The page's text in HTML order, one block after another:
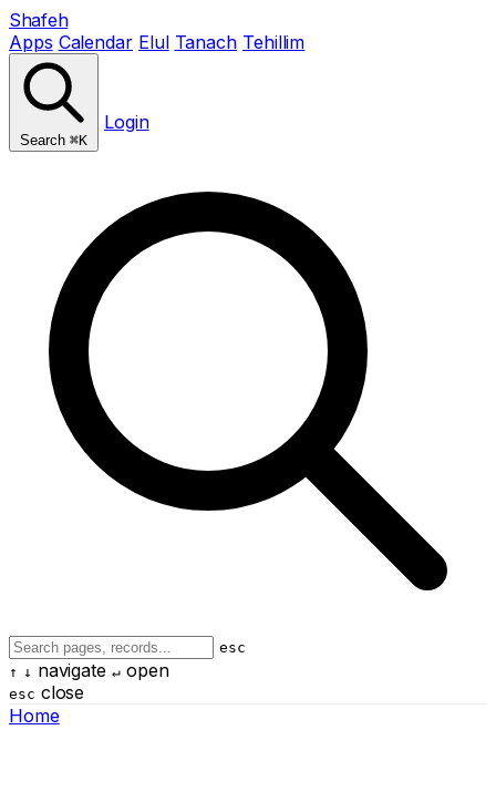
Shafeh
Apps Calendar Elul Tanach Tehillim
Search ⌘K
Login
esc
↑ ↓ navigate ↵open
esc close
Home